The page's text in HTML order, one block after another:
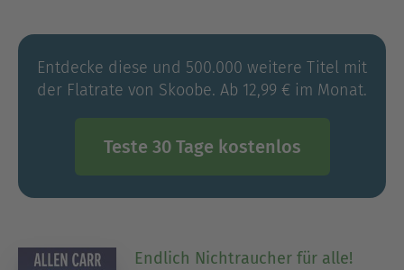
Leben eine neue Richtung zu geben, sind diese
Ratgeber der perfekte Begleiter auf deinem Weg
zur Freiheit vom Rauchen.
Ausblenden
Entdecke diese und 500.000 weitere Titel mit
der Flatrate von Skoobe. Ab 12,99 € im Monat.
Teste 30 Tage kostenlos
Endlich Nichtraucher für alle!